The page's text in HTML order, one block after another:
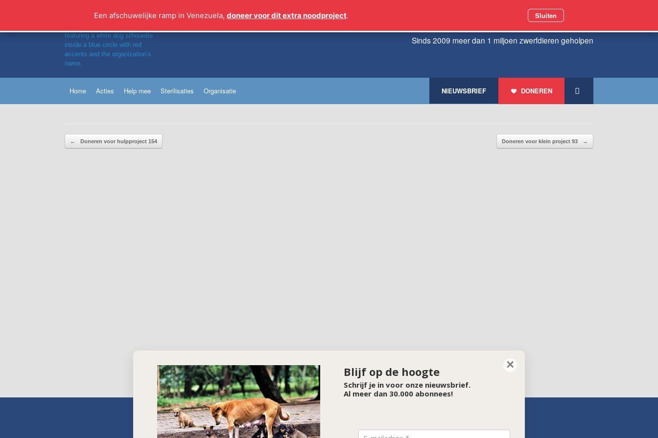
inhoud
Sinds 2009 meer dan 1 miljoen zwerfdieren geholpen
Home Acties Help mee Sterilisaties Organisatie DONEREN
NIEUWSBRIEF
Bericht navigatie
← Doneren voor hulpproject 154 Doneren voor klein project 93 →
SPONSOR VAN DE MAAND
Een afschuwelijke ramp in Venezuela, doneer voor dit extra noodproject. Sluiten
×
Blijf op de hoogte
Schrijf je in voor onze nieuwsbrief.
Al meer dan 30.000 abonnees!